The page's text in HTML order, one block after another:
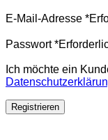
E-Mail-Adresse *
Passwort*
Ich möchte ein
Registrieren